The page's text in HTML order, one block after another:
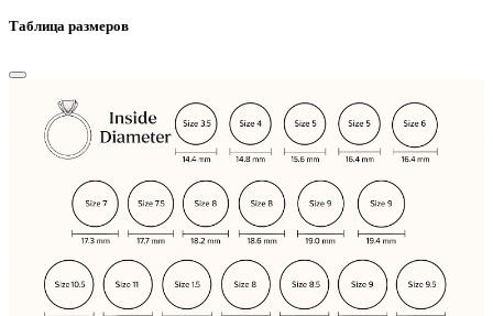
Таблица размеров